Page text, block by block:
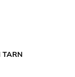
TARN